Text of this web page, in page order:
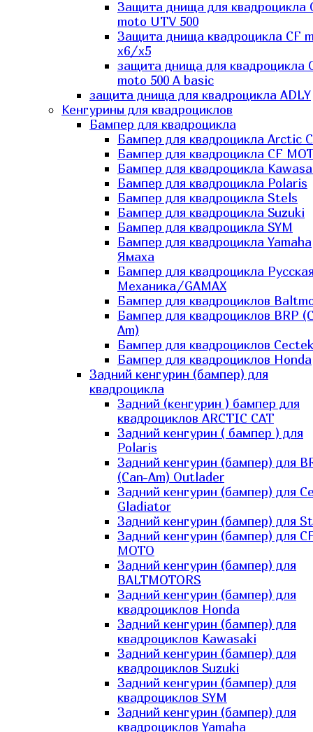
Защита днища для квадроцикла
moto UTV 500
Защита днища квадроцикла СF
x6/x5
защита днища для квадроцикла
moto 500 A basic
защита днища для квадроцикла ADLY
Кенгурины для квадроциклов
Бампер для квадроцикла
Бампер для квадроцикла Arctic
Бампер для квадроцикла CF
Бампер для квадроцикла
Бампер для квадроцикла Polaris
Бампер для квадроцикла Stels
Бампер для квадроцикла Suzuki
Бампер для квадроцикла SYM
Бампер для квадроцикла Yamaha
Ямаха
Бампер для квадроцикла
Механика/GAMAX
Бампер для квадроциклов
Бампер для квадроциклов BRP
Am)
Бампер для квадроциклов Cectek
Бампер для квадроциклов Honda
Задний кенгурин (бампер) для
квадроцикла
Задний (кенгурин ) бампер для
квадроциклов ARCTIC CAT
Задний кенгурин ( бампер ) для
Polaris
Задний кенгурин (бампер) для
(Can-Am) Outlader
Задний кенгурин (бампер) для
Gladiator
Задний кенгурин (бампер) для
Задний кенгурин (бампер) для
MOTO
Задний кенгурин (бампер) для
BALTMOTORS
Задний кенгурин (бампер) для
квадроциклов Honda
Задний кенгурин (бампер) для
квадроциклов Kawasaki
Задний кенгурин (бампер) для
квадроциклов Suzuki
Задний кенгурин (бампер) для
квадроциклов SYM
Задний кенгурин (бампер) для
квадроциклов Yamaha